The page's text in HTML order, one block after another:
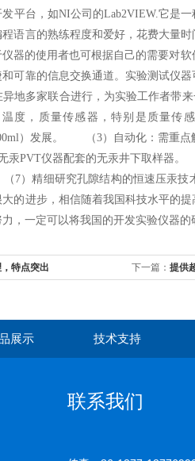
平台，如NI公司的Lab2VIEW.它是
语言的熟练程度和爱好，花费大量
仪器的使用者也可根据自己的需
可靠的信息交换通道。实验测试仪
异地多家联合进行，为实验工作
温度，质量传感器，特别是质量
）发展。 （3）自动化：需重点
PVT仪器配套的无汞井下取样器
）精细研究孔隙结构的恒速压汞
的进步，相信随着我国科技水平的
力，一定可以将我国的开发实验仪
特点突出 下一篇： 提供
展示 技术支持
联系我们